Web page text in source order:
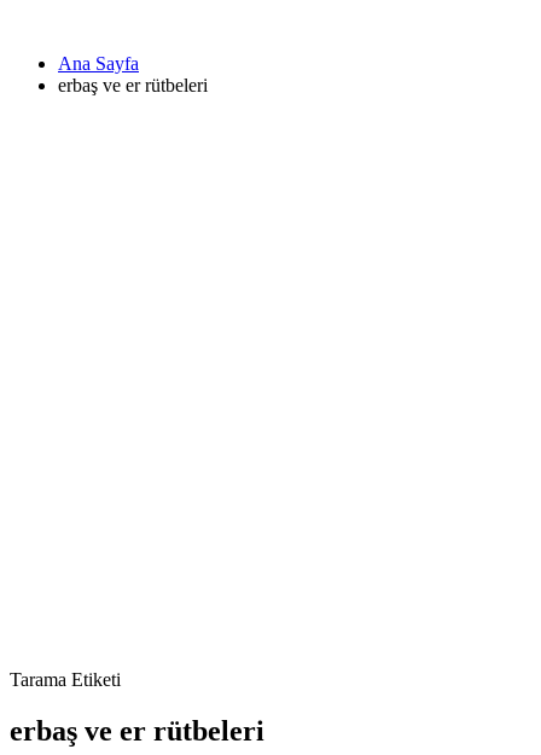
Ana Sayfa
erbaş ve er rütbeleri
Tarama Etiketi
erbaş ve er rütbeleri